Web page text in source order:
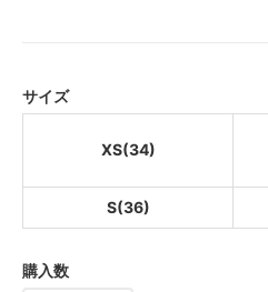
サイズ
XS(34)
S(36)
購入数